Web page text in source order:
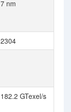
7 nm
2304
182.2 GTexel/s